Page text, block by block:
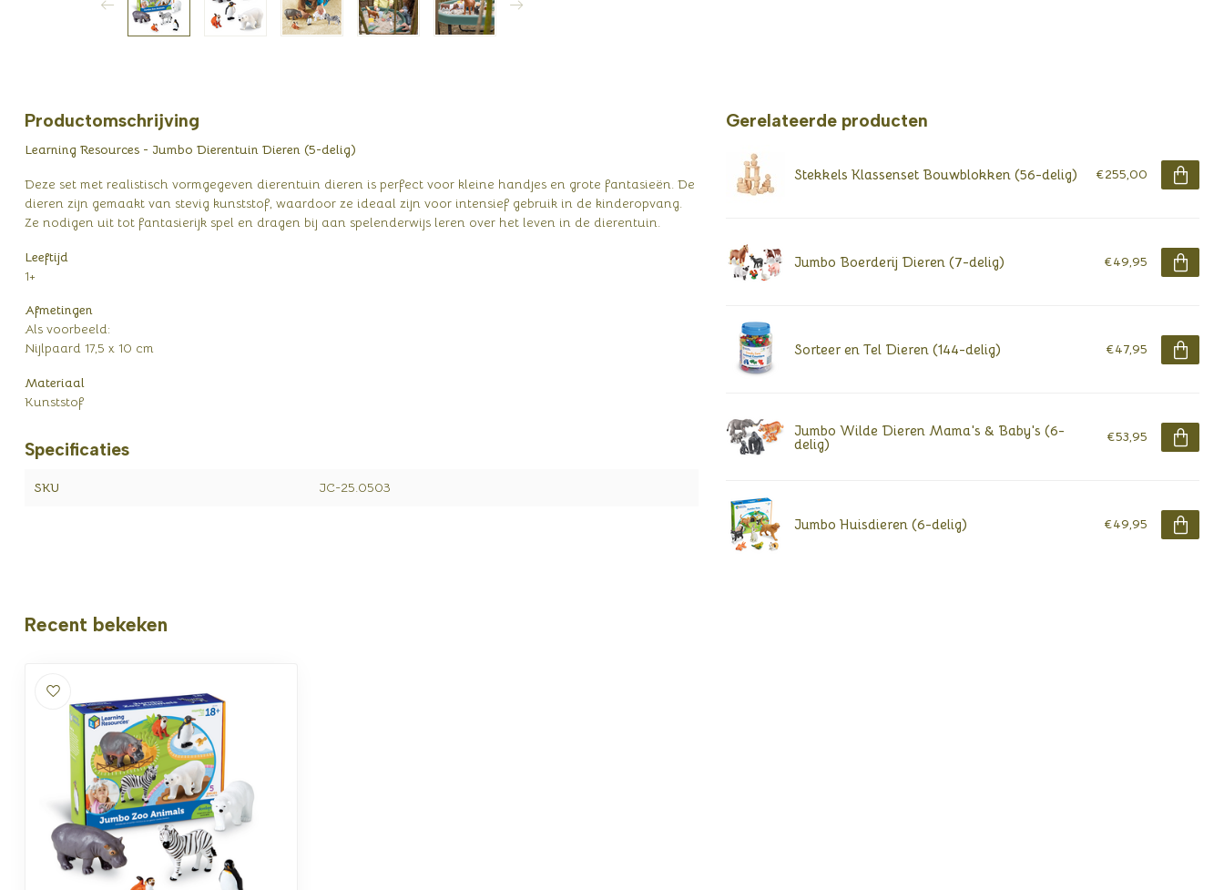
Productomschrijving
Learning Resources - Jumbo Dierentuin Dieren (5-delig)
Deze set met realistisch vormgegeven dierentuin dieren is perfect voor kleine handjes en grote fantasieën. De
dieren zijn gemaakt van stevig kunststof, waardoor ze ideaal zijn voor intensief gebruik in de kinderopvang.
Ze nodigen uit tot fantasierijk spel en dragen bij aan spelenderwijs leren over het leven in de dierentuin.
Leeftijd
1+
Afmetingen
Als voorbeeld:
Nijlpaard 17,5 x 10 cm
Materiaal
Kunststof
Specificaties
SKU JC-25.0503
Gerelateerde producten
Stekkels Klassenset Bouwblokken (56-delig) €255,00
Jumbo Boerderij Dieren (7-delig) €49,95
Sorteer en Tel Dieren (144-delig) €47,95
Jumbo Wilde Dieren Mama's & Baby's (6-
delig) €53,95
Jumbo Huisdieren (6-delig) €49,95
Recent bekeken